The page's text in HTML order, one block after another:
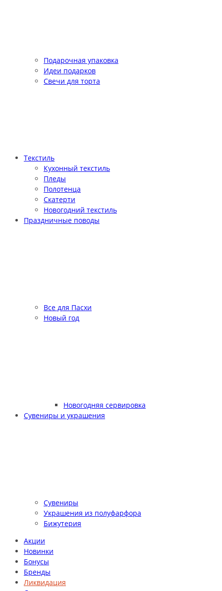
Подарочная упаковка
Идеи подарков
Свечи для торта
Текстиль
Кухонный текстиль
Пледы
Полотенца
Скатерти
Новогодний текстиль
Праздничные поводы
Все для Пасхи
Новый год
Новогодняя сервировка
Сувениры и украшения
Сувениры
Украшения из полуфарфора
Бижутерия
Акции
Новинки
Бонусы
Бренды
Ликвидация